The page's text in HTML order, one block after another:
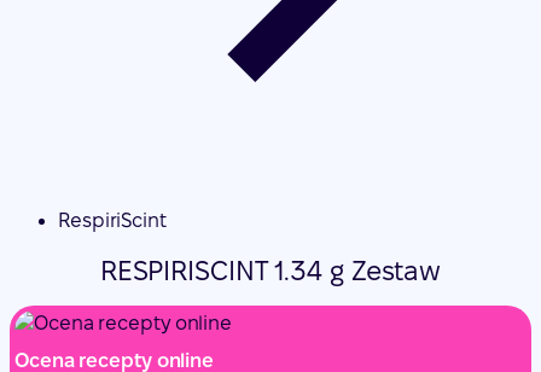
RespiriScint
RESPIRISCINT 1.34 g Zestaw
Ocena recepty online